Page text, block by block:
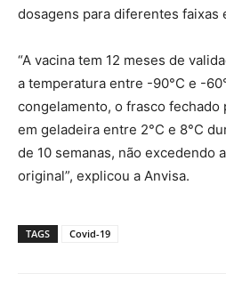
dosagens para diferentes faixas
“A vacina tem 12 meses de
a temperatura entre -90°C e -
congelamento, o frasco fechado
em geladeira entre 2°C e 8°C
de 10 semanas, não excedendo
original”, explicou a Anvisa.
TAGS Covid-19